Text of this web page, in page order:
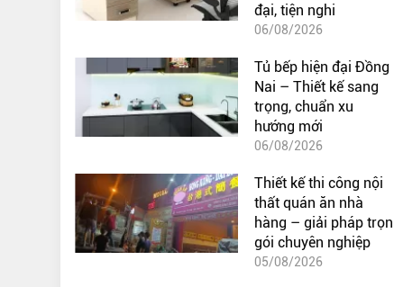
đại, tiện nghi
06/08/2026
Tủ bếp hiện đại Đồng
Nai – Thiết kế sang
trọng, chuẩn xu
hướng mới
06/08/2026
Thiết kế thi công nội
thất quán ăn nhà
hàng – giải pháp trọn
gói chuyên nghiệp
05/08/2026